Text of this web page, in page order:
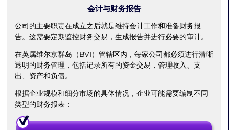
会计与财务报告
公司的主要职责在成立之后就是维持会计工作和准备财务报
告。这需要定期监控财务交易，生成报告并进行必要的审计。
在英属维尔京群岛（BVI）管辖区内，每家公司都必须进行清晰
透明的财务管理，包括记录所有的资金交易，管理收入、支
出、资产和负债。
根据企业规模和细分市场的具体情况，企业可能需要编制不同
类型的财务报表：